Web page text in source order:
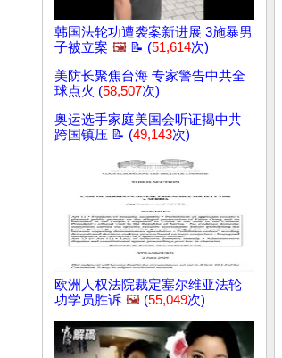
韩国法轮功遭袭案新进展 3施暴男
子被立案 🖼️ 📝 (51,614次)
美防长聚焦台海 专家警告中共全
球点火 (58,507次)
奥运选手家庭美国会听证揭中共
跨国镇压 📝 (49,143次)
欧洲人权法院裁定塞尔维亚法轮
功学员胜诉 🖼️ (55,049次)